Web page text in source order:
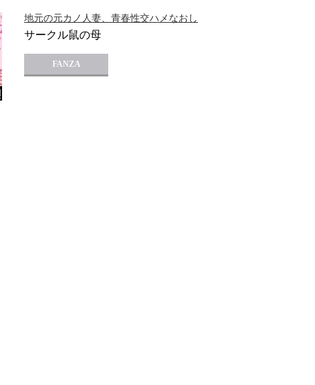
地元の元カノ人妻、青春性交ハメなおし
サークル鼠の母
FANZA